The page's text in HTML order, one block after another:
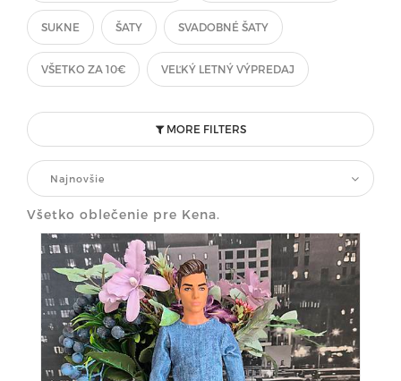
SUKNE ŠATY SVADOBNÉ ŠATY
VŠETKO ZA 10€ VEĽKÝ LETNÝ VÝPREDAJ
MORE FILTERS
Najnovšie
Všetko oblečenie pre Kena.